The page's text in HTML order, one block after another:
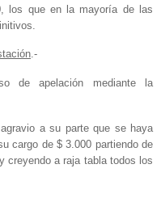
los que en la mayoría de las
.-
de apelación mediante la
a su parte que se haya
cargo de $ 3.000 partiendo de
creyendo a raja tabla todos los